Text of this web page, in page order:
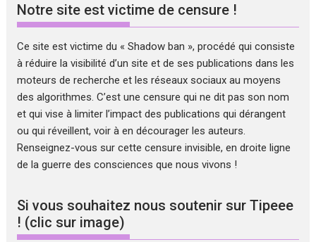
Notre site est victime de censure !
Ce site est victime du « Shadow ban », procédé qui consiste
à réduire la visibilité d’un site et de ses publications dans les
moteurs de recherche et les réseaux sociaux au moyens
des algorithmes. C’est une censure qui ne dit pas son nom
et qui vise à limiter l’impact des publications qui dérangent
ou qui réveillent, voir à en décourager les auteurs.
Renseignez-vous sur cette censure invisible, en droite ligne
de la guerre des consciences que nous vivons !
Si vous souhaitez nous soutenir sur Tipeee
! (clic sur image)